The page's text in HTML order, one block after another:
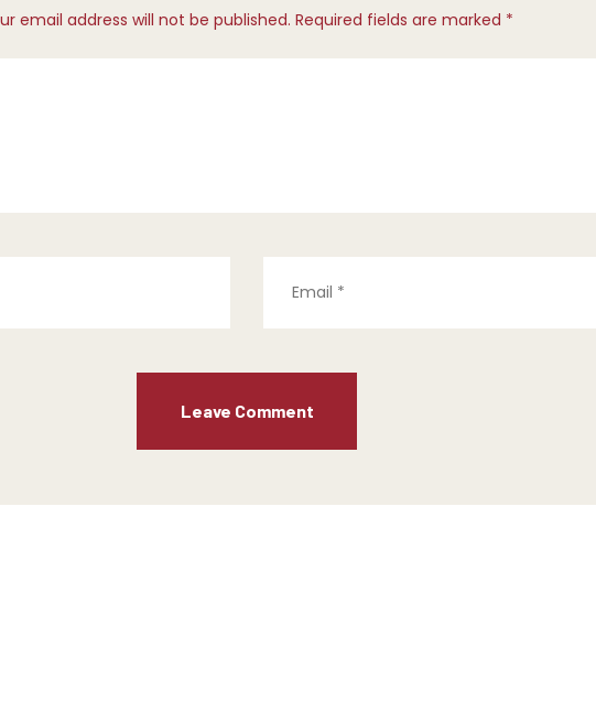
email address will not be published. Required fields are marked *